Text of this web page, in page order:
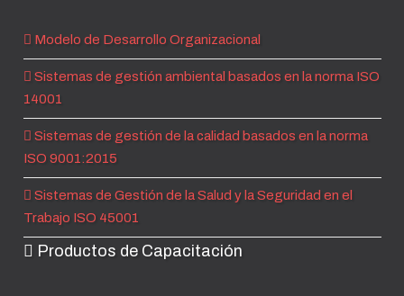
Modelo de Desarrollo Organizacional
Sistemas de gestión ambiental basados en la norma ISO
14001
Sistemas de gestión de la calidad basados en la norma
ISO 9001:2015
Sistemas de Gestión de la Salud y la Seguridad en el
Trabajo ISO 45001
Productos de Capacitación